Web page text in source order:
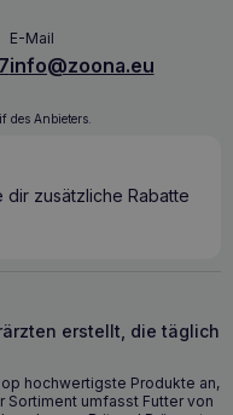
E-Mail
info@zoona.eu
des Anbieters.
zusätzliche Rabatte
erstellt, die täglich
hochwertigste Produkte an,
Sortiment umfasst Futter von